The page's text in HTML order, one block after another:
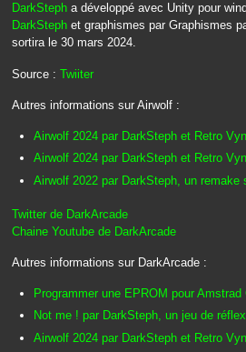
DarkStepha développé avec Unity pour
DarkStephet graphismes par Graphismes
sortira le 30 mars 2024.
Source : Twiiter
Autres informations sur Airwolf :
Airwolf 2024 par DarkSteph et Retro
Airwolf 2024 par DarkSteph et Retro
Airwolf 2022 par DarkSteph, un
Twitter de DarkArcade
Chaine Youtube de DarkArcade
Autres informations sur DarkArcade :
Programmer une EPROM pour
Not me ! par DarkSteph, un jeu de
Airwolf 2024 par DarkSteph et Retro